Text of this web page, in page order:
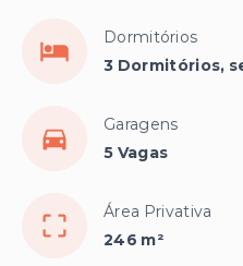
Dormitórios
3 Dormitórios,
Garagens
5 Vagas
Área Privativa
246 m²